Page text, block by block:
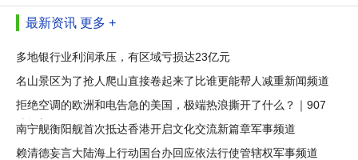
最新资讯 更多 +
多地银行业利润承压，有区域亏损达23亿元
名山景区为了抢人爬山直接卷起来了比谁更能帮人减重新闻频道
拒绝空调的欧洲和电告急的美国，极端热浪撕开了什么？｜907
编辑部
南宁舰衡阳舰首次抵达香港开启文化交流新篇章军事频道
赖清德妄言大陆海上行动国台办回应依法行使管辖权军事频道